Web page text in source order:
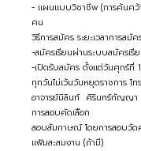
- แผนแบบวิชาชีพ (
คน
วิธีการสมัคร ระยะเวลาการสมัค
-สมัครเรียนผ่านระบบสมัครเรี
-เปิดรับสมัคร ตั้งแต่วันศุกร์ที่
ทุกวันไม่เว้นวันหยุดราชการ โ
อาจารย์มิลินท์ ศิรินทร์กัญญา
การสอบคัดเลือก
สอบสัมภาษณ์ โดยการสอบวัด
แฟ้มสะสมงาน (ถ้ามี)